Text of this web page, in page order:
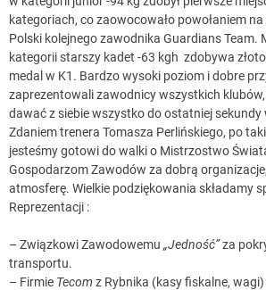
kategoriach, co zaowocowało powołaniem
Polski kolejnego zawodnika Guardians Team.
kategorii starszy kadet -63 kgh zdobywa
medal w K1. Bardzo wysoki poziom i dobre
zaprezentowali zawodnicy wszystkich
dawać z siebie wszystko do ostatniej sekundy
Zdaniem trenera Tomasza Perlińskiego, po
jesteśmy gotowi do walki o Mistrzostwo
Gospodarzom Zawodów za dobrą
atmosferę. Wielkie podziękowania składamy
Reprezentacji :
– Związkowi Zawodowemu „Jedność”za
transportu.
– Firmie Tecom z Rybnika (kasy fiskalne,